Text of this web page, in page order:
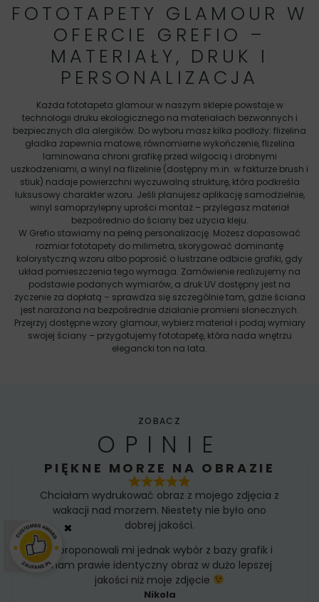
FOTOTAPETY GLAMOUR W
OFERCIE GREFIO –
MATERIAŁY, DRUK I
PERSONALIZACJA
Każda fototapeta glamour w naszym sklepie powstaje w
technologii druku ekologicznego na materiałach bezwonnych i
bezpiecznych dla alergików. Do wyboru masz kilka podłoży: flizelina
gładka zapewnia matowe, równomierne wykończenie, flizelina
laminowana chroni grafikę przed wilgocią i drobnymi
uszkodzeniami, a winyl na flizelinie (dostępny m.in. w fakturze brush i
stiuk) nadaje powierzchni wyczuwalną strukturę, która podkreśla
luksusowy charakter wzoru. Jeśli planujesz aplikację samodzielnie,
winyl samoprzylepny uprości montaż – przylegasz materiał
bezpośrednio do ściany bez użycia kleju.
W Grefio stawiamy na pełną personalizację. Możesz dopasować
rozmiar fototapety do milimetra, skorygować dominantę
kolorystyczną wzoru albo poprosić o lustrzane odbicie grafiki, gdy
układ pomieszczenia tego wymaga. Zamówienie realizujemy na
podstawie podanych wymiarów, a druk UV dostępny jest na
życzenie za dopłatą – sprawdza się szczególnie tam, gdzie ściana
jest narażona na bezpośrednie działanie promieni słonecznych.
Przejrzyj dostępne wzory glamour, wybierz materiał i podaj wymiary
swojej ściany – przygotujemy fototapetę, która nada wnętrzu
elegancki ton na lata.
ZOBACZ
OPINIE
PIĘKNE MORZE NA OBRAZIE
Chciałam wydrukować obraz z mojego zdjęcia z
wakacji nad morzem. Niestety nie było ono
dobrej jakości.
Zaproponowali mi jednak wybór z bazy grafik i
mam prawie identyczny obraz w dużo lepszej
jakości niż moje zdjęcie
Nikola
×